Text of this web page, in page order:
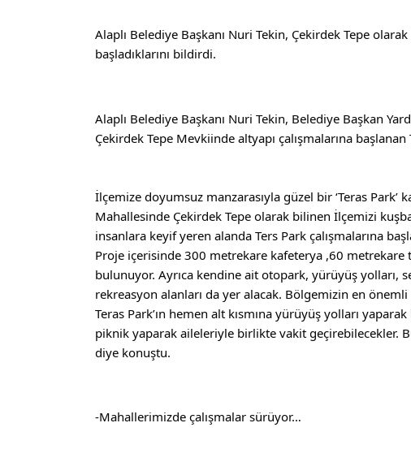
Alaplı Belediye Başkanı Nuri Tekin, Çekirdek Tepe olarak
başladıklarını bildirdi.
Alaplı Belediye Başkanı Nuri Tekin, Belediye Başkan
Çekirdek Tepe Mevkiinde altyapı çalışmalarına
İlçemize doyumsuz manzarasıyla güzel bir ‘Teras Park’
Mahallesinde Çekirdek Tepe olarak bilinen İlçemizi
insanlara keyif yeren alanda Ters Park çalışmalarına
Proje içerisinde 300 metrekare kafeterya ,60 metrekare
bulunuyor. Ayrıca kendine ait otopark, yürüyüş yolları,
rekreasyon alanları da yer alacak. Bölgemizin en
Teras Park’ın hemen alt kısmına yürüyüş yolları
piknik yaparak aileleriyle birlikte vakit geçirebilecekler.
diye konuştu.
-Mahallerimizde çalışmalar sürüyor…